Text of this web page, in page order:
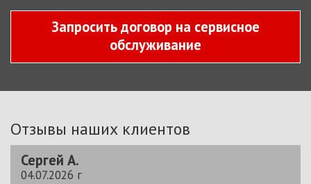
Запросить договор на сервисное
обслуживание
Отзывы наших клиентов
Сергей А.
04.07.2026 г